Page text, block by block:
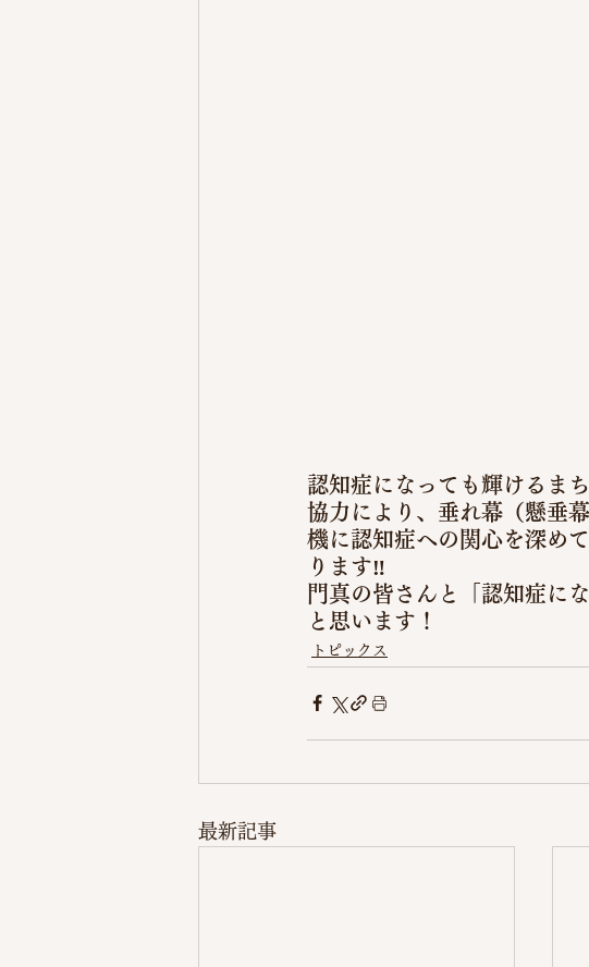
認知症になっても輝けるま
協力により、垂れ幕（懸垂
機に認知症への関心を深め
ります‼️
門真の皆さんと「認知症に
と思います！
トピックス
最新記事